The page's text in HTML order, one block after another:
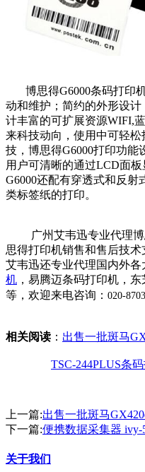
博思得G6000条码打印
动和维护；简约的外形设
计丰富的可扩展资源WIFI,
来科技动向，使用中可轻
技，博思得G6000打印功能
用户可清晰的通过LCD面板
G6000还配有穿透式和反射
类标签纸的打印。
广州艾韦迅专业代理
思得打印机销售和售后技术
艾韦迅还专业代理国内外各
机 ，易腾迈条码打印机，东
等，欢迎来电咨询： 020-
相关阅读 ： 出售一批斑马
TSC-244PLUS条
上一篇:出售一批斑马
下一篇:便携数据采集器
关于我们